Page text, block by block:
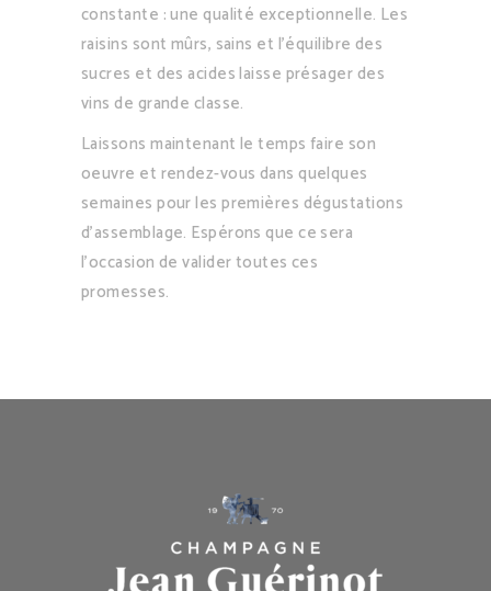
constante : une qualité exceptionnelle. Les
raisins sont mûrs, sains et l’équilibre des
sucres et des acides laisse présager des
vins de grande classe.
Laissons maintenant le temps faire son
oeuvre et rendez-vous dans quelques
semaines pour les premières dégustations
d’assemblage. Espérons que ce sera
l’occasion de valider toutes ces
promesses.